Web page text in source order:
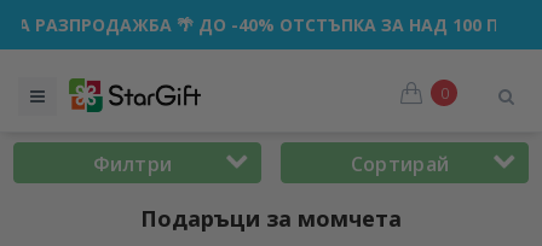
-40% ОТСТЪПКА ЗА НАД 100 ПЕРСОНАЛИЗИРАНИ
0
Филтри Сортирай
Подаръци за момчета